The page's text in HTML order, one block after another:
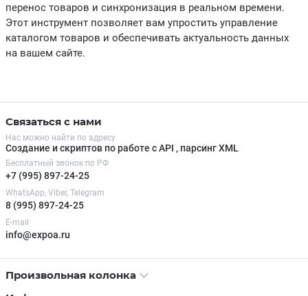
перенос товаров и синхронизация в реальном времени.
Этот инструмент позволяет вам упростить управление
каталогом товаров и обеспечивать актуальность данных
на вашем сайте.
Связаться с нами
Нас можно найти по адресу
Создание и скриптов по работе с API , парсинг XML
Бесплатный звонок по РФ
+7 (995) 897-24-25
WhatsApp, Viber, Telegram
8 (995) 897-24-25
E-mail
info@expoa.ru
Произвольная колонка